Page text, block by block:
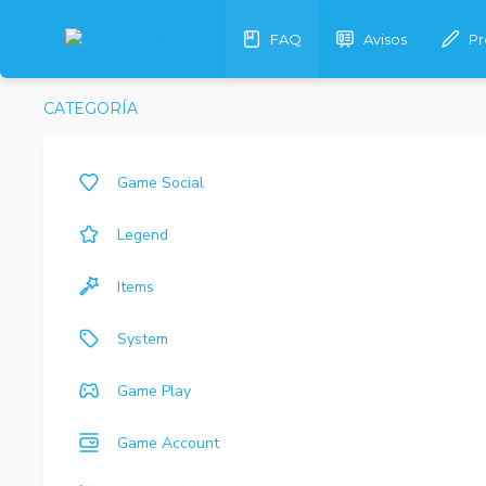
FAQ Avisos
CATEGORÍA
Game Social
Legend
Items
System
Game Play
Game Account